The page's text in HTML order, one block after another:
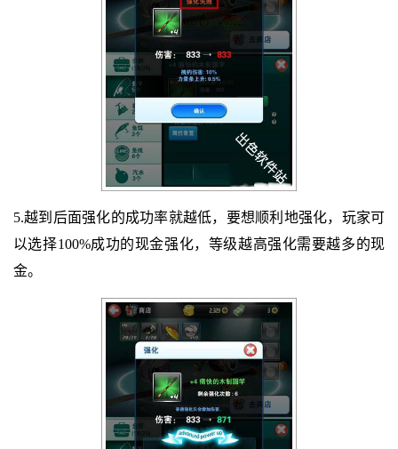
5.越到后面强化的成功率就越低，要想顺利地强化，玩家可
以选择100%成功的现金强化，等级越高强化需要越多的现
金。